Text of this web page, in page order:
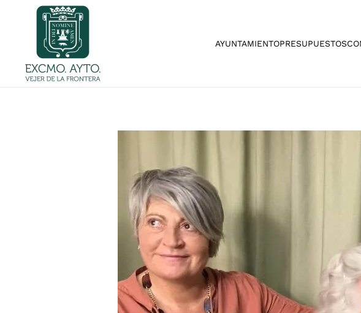
Skip to main content
AYUNTAMIENTOPRESUPUESTOS